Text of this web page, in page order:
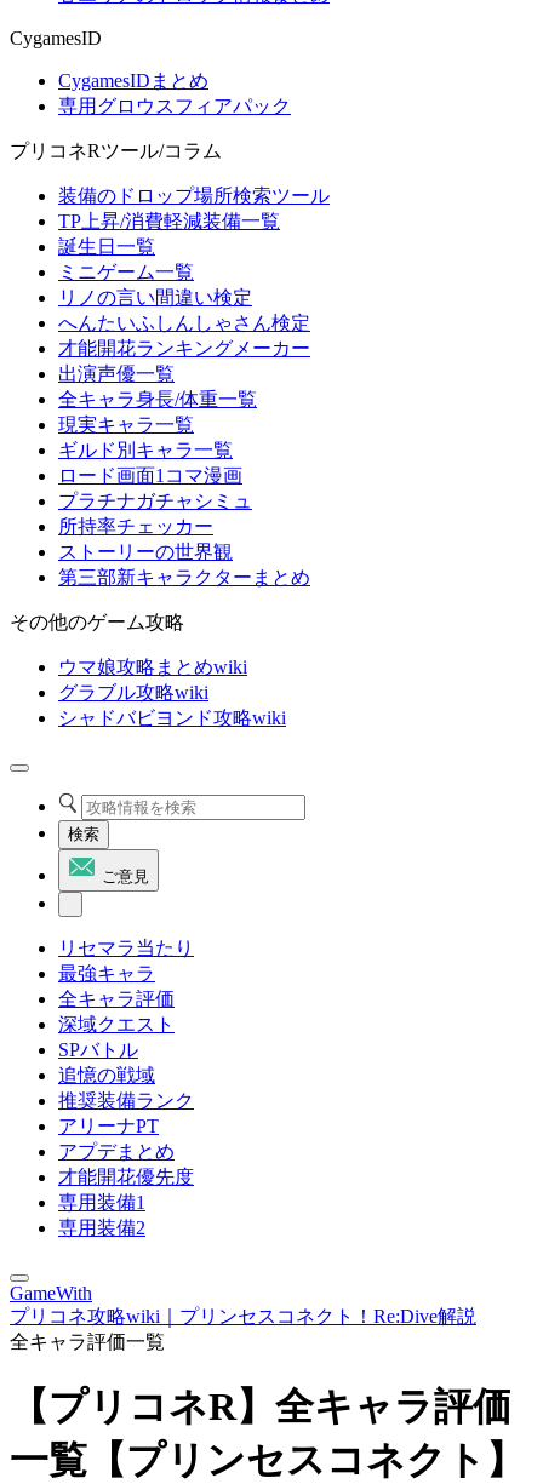
CygamesID
CygamesIDまとめ
専用グロウスフィアパック
プリコネRツール/コラム
装備のドロップ場所検索ツール
TP上昇/消費軽減装備一覧
誕生日一覧
ミニゲーム一覧
リノの言い間違い検定
へんたいふしんしゃさん検定
才能開花ランキングメーカー
出演声優一覧
全キャラ身長/体重一覧
現実キャラ一覧
ギルド別キャラ一覧
ロード画面1コマ漫画
プラチナガチャシミュ
所持率チェッカー
ストーリーの世界観
第三部新キャラクターまとめ
その他のゲーム攻略
ウマ娘攻略まとめwiki
グラブル攻略wiki
シャドバビヨンド攻略wiki
検索
ご意見
リセマラ当たり
最強キャラ
全キャラ評価
深域クエスト
SPバトル
追憶の戦域
推奨装備ランク
アリーナPT
アプデまとめ
才能開花優先度
専用装備1
専用装備2
GameWith
プリコネ攻略wiki｜プリンセスコネクト！Re:Dive解説
全キャラ評価一覧
【プリコネR】全キャラ評価
一覧【プリンセスコネクト】